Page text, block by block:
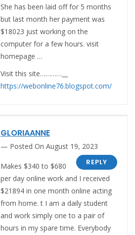
She has been laid off for 5 months
but last month her payment was
$18023 just working on the
computer for a few hours. visit
homepage …
Visit this site…………__
https://webonline76.blogspot.com/
GLORIAANNE
Posted On August 19, 2023
REPLY
Makes $340 to $680
per day online work and I received
$21894 in one month online acting
from home. t I am a daily student
and work simply one to a pair of
hours in my spare time. Everybody